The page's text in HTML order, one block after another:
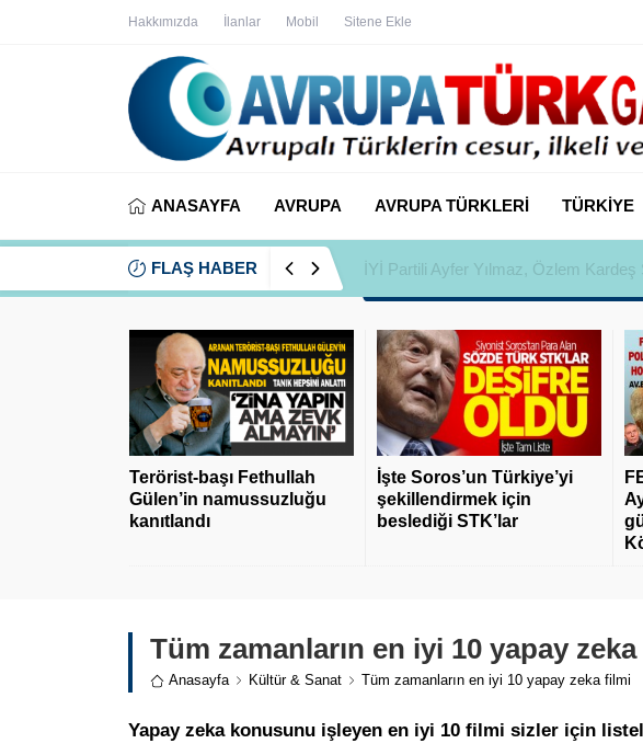
Hakkımızda İlanlar Mobil Sitene Ekle
ANASAYFA AVRUPA AVRUPA TÜRKLERİ TÜRKİYE
FLAŞ HABER İYİ Partili Ayfer Yılmaz, Özlem
Terörist-başı Fethullah
Gülen’in namussuzluğu
kanıtlandı
İşte Soros’un Türkiye’yi
şekillendirmek için
beslediği STK’lar
Tüm zamanların en iyi 10 yapay
Anasayfa Kültür & Sanat Tüm zamanların en iyi 10 yapay zeka filmi
Yapay zeka konusunu işleyen en iyi 10 filmi sizler için